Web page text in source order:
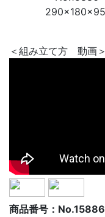
＜組み立て方 動画＞
商品番号：No.15886